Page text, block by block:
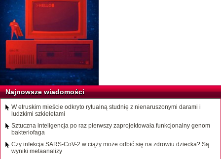
Najnowsze wiadomości
W etruskim mieście odkryto rytualną studnię z nienaruszonymi darami i
ludzkimi szkieletami
Sztuczna inteligencja po raz pierwszy zaprojektowała funkcjonalny genom
bakteriofaga
Czy infekcja SARS-CoV-2 w ciąży może odbić się na zdrowiu dziecka? Są
wyniki metaanalizy